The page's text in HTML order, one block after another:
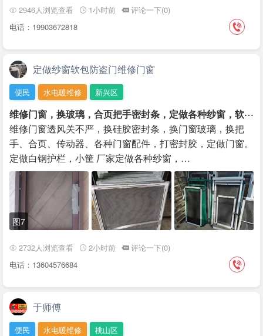
2946人浏览查看 1小时前
评论一下(0)
电话：19903672818
定做纱窗软包防盗门维修门窗
便民 水电暖维修 新兴区
维
修门窗，换玻璃，合页把手密封条，定做各种纱窗，软包防盗门
维修门窗透风关不严，换硅胶密封条，换门窗玻璃，换把
手、合页、传动器、各种门窗配件，打密封胶，定做门窗。
定做白钢护栏，小筐 厂家定做各种纱窗，…
图7
2732人浏览查看 2小时前
评论一下(0)
电话：13604576684
于师傅
便民 水电暖维修 桃山区